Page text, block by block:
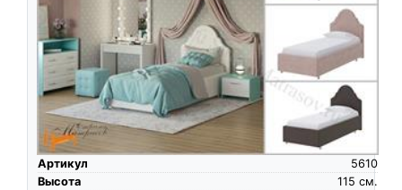
Артикул
5610
Высота
см.
115